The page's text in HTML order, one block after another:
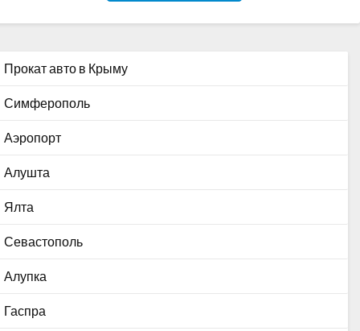
Прокат авто в Крыму
Симферополь
Аэропорт
Алушта
Ялта
Севастополь
Алупка
Гаспра